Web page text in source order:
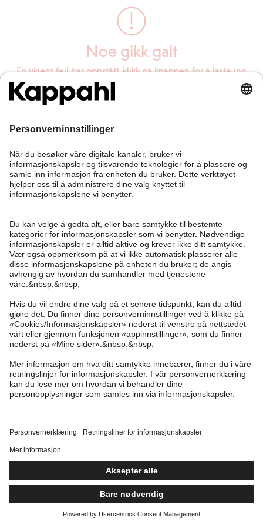
Noe gikk galt
En ukjent feil har oppstått, klikk på knappen for å laste inn
siden på nytt.